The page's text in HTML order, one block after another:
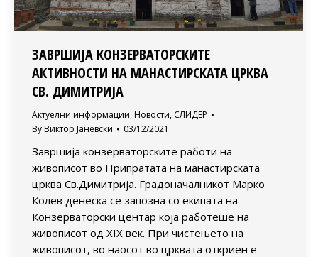
ЗАВРШИЈА КОНЗЕРВАТОРСКИТЕ
АКТИВНОСТИ НА МАНАСТИРСКАТА ЦРКВА
СВ. ДИМИТРИЈА
Актуелни информации, Новости, СЛИДЕР
By Виктор Јаневски 03/12/2021
Завршија конзерваторските работи на
живописот во Припратата на манастирската
црква Св.Димитрија. Градоначалникот Марко
Колев денеска се запозна со екипата на
Конзерваторски центар која работеше на
живописот од XIX век. При чистењето на
живописот, во наосот во црквата откриен е